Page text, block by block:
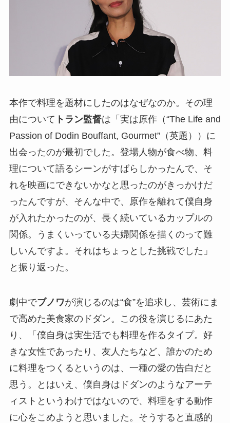
本作で料理を題材にしたのはなぜなのか。その理
由について トラン監督は「実は原作（“The Life and
Passion of Dodin Bouffant, Gourmet”（英題））に
出会ったのが最初でした。登場人物が食べ物、料
理について語るシーンがすばらしかったんで、そ
れを映画にできないかなと思ったのがきっかけだ
ったんですが、そんな中で、原作を離れて僕自身
が入れたかったのが、⻑く続いているカップルの
関係。うまくいっている夫婦関係を描くのって難
しいんですよ。それはちょっとした挑戦でした」
と振り返った。
劇中でブノワが演じるのは“食”を追求し、芸術にま
で高めた美食家のドダン。この役を演じるにあた
り、「僕自身は実生活でも料理を作るタイプ。好
きな女性であったり、友人たちなど、誰かのため
に料理をつくるというのは、一種の愛の告白だと
思う。とはいえ、僕自身はドダンのようなアーテ
ィストというわけではないので、料理をする動作
に心をこめようと思いました。そうすると直感的